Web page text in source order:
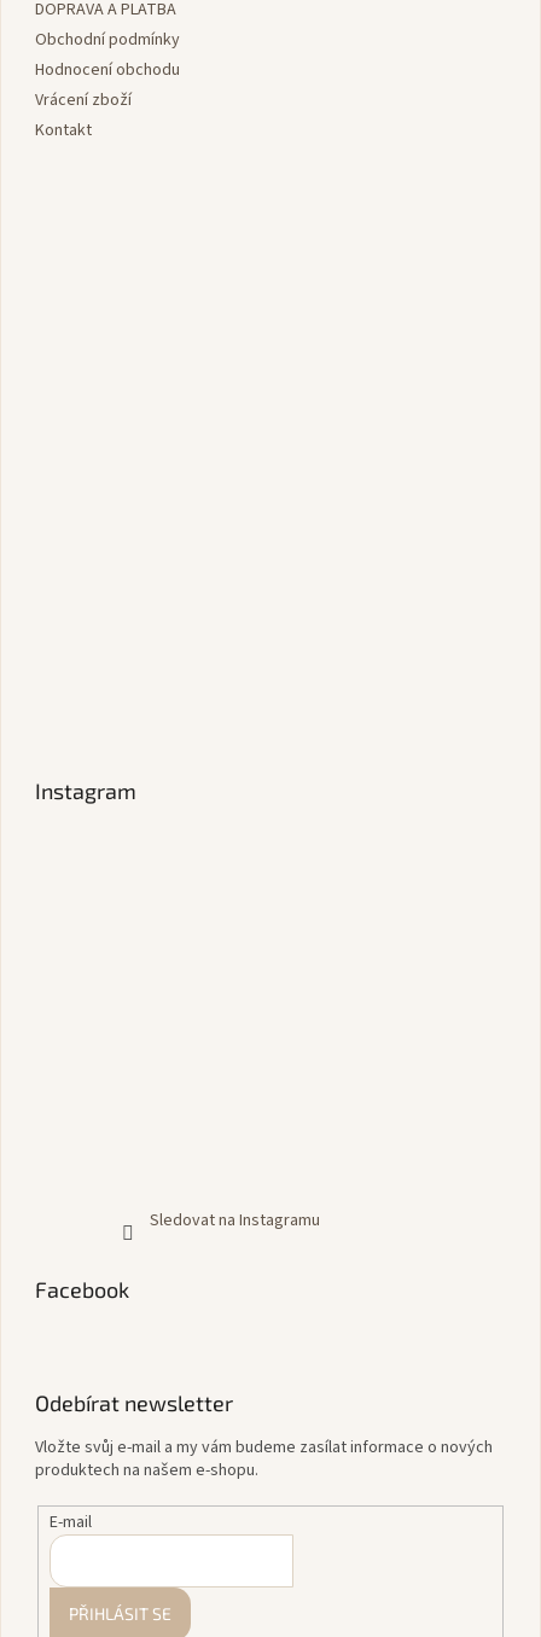
DOPRAVA A PLATBA
Obchodní podmínky
Hodnocení obchodu
Vrácení zboží
Kontakt
Instagram
Sledovat na Instagramu
Facebook
Odebírat newsletter
Vložte svůj e-mail a my vám budeme zasílat informace o nových
produktech na našem e-shopu.
E-mail
PŘIHLÁSIT SE